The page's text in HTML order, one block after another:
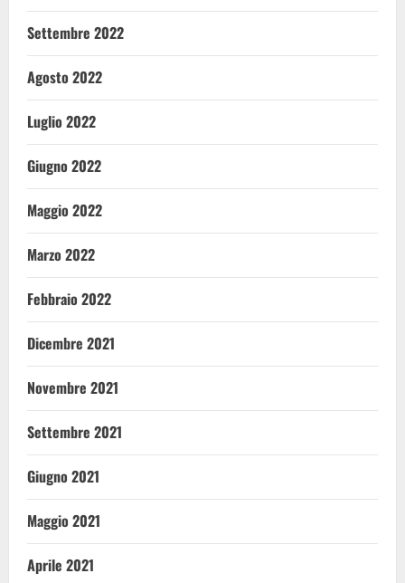
Settembre 2022
Agosto 2022
Luglio 2022
Giugno 2022
Maggio 2022
Marzo 2022
Febbraio 2022
Dicembre 2021
Novembre 2021
Settembre 2021
Giugno 2021
Maggio 2021
Aprile 2021